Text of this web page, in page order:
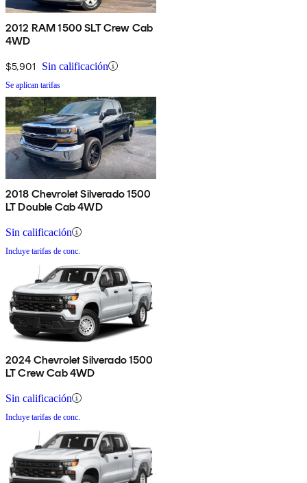
2012 RAM 1500 SLT Crew Cab
4WD
$5,901 Sin calificación
Se aplican tarifas
2018 Chevrolet Silverado 1500
LT Double Cab 4WD
Sin calificación
Incluye tarifas de conc.
2024 Chevrolet Silverado 1500
LT Crew Cab 4WD
Sin calificación
Incluye tarifas de conc.